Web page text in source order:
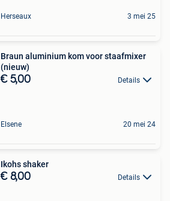
Herseaux 3 mei 25
Braun aluminium kom voor staafmixer
(nieuw)
€ 5,00 Details
Elsene 20 mei 24
Ikohs shaker
€ 8,00 Details